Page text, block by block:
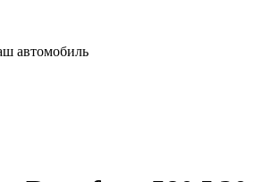
автомобиль